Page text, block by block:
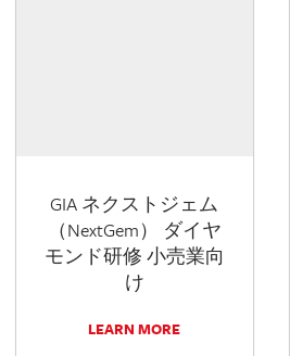
GIA ネクストジェム
（NextGem） ダイヤ
モンド研修 小売業向
け
LEARN MORE